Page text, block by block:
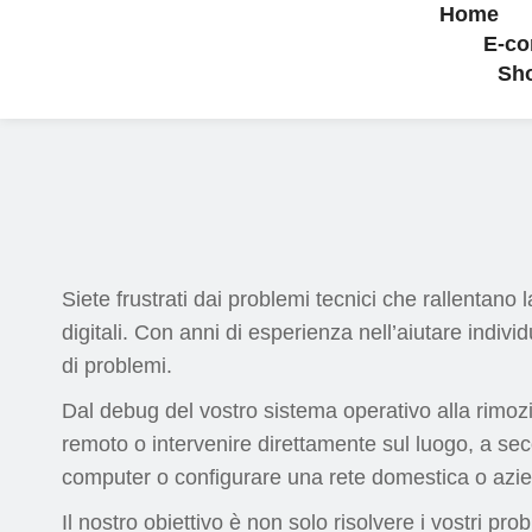
Home
E-
Siete frustrati dai problemi tecnici che
digitali. Con anni di esperienza nell’aiutare
di problemi.
Dal debug del vostro sistema operativo alla
remoto o intervenire direttamente sul luogo, a
computer o configurare una rete domestica o
Il nostro obiettivo è non solo risolvere i vostri